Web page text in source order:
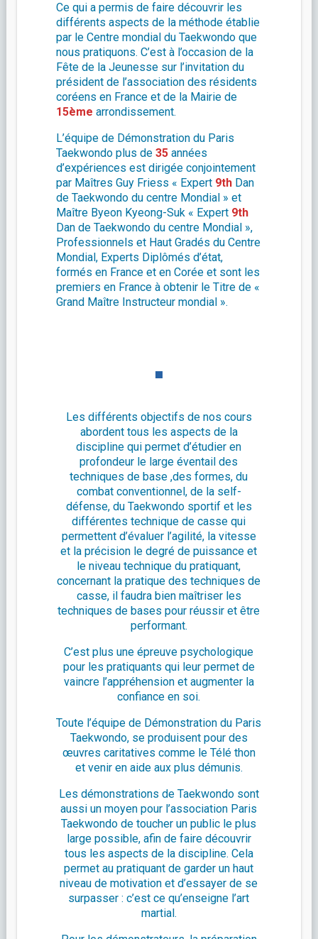
Ce qui a permis de faire découvrir les
différents aspects de la méthode établie
par le Centre mondial du Taekwondo que
nous pratiquons. C’est à l’occasion de la
Fête de la Jeunesse sur l’invitation du
président de l’association des résidents
coréens en France et de la Mairie de
15ème arrondissement.
L’équipe de Démonstration du Paris
Taekwondo plus de35 années
d’expériences est dirigée conjointement
par Maîtres Guy Friess « Expert 9th Dan
de Taekwondo du centre Mondial » et
Maître Byeon Kyeong-Suk « Expert 9th
Dan de Taekwondo du centre Mondial »,
Professionnels et Haut Gradés du Centre
Mondial, Experts Diplômés d’état,
formés en France et en Corée et sont les
premiers en France à obtenir le Titre de «
Grand Maître Instructeur mondial ».
Les différents objectifs de nos cours
abordent tous les aspects de la
discipline qui permet d’étudier en
profondeur le large éventail des
techniques de base ,des formes, du
combat conventionnel, de la self-
défense, du Taekwondo sportif et les
différentes technique de casse qui
permettent d’évaluer l’agilité, la vitesse
et la précision le degré de puissance et
le niveau technique du pratiquant,
concernant la pratique des techniques de
casse, il faudra bien maîtriser les
techniques de bases pour réussir et être
performant.
C’est plus une épreuve psychologique
pour les pratiquants qui leur permet de
vaincre l’appréhension et augmenter la
confiance en soi.
Toute l’équipe de Démonstration du Paris
Taekwondo, se produisent pour des
œuvres caritatives comme le Télé thon
et venir en aide aux plus démunis.
Les démonstrations de Taekwondo sont
aussi un moyen pour l’association Paris
Taekwondo de toucher un public le plus
large possible, afin de faire découvrir
tous les aspects de la discipline. Cela
permet au pratiquant de garder un haut
niveau de motivation et d’essayer de se
surpasser : c’est ce qu’enseigne l’art
martial.